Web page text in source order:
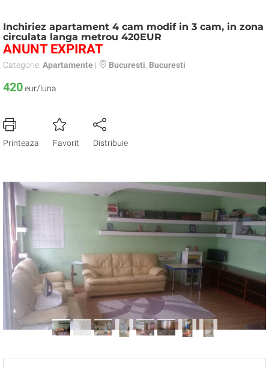
Inchiriez apartament 4 cam modif in 3 cam, in zona
circulata langa metrou 420EUR
ANUNT EXPIRAT
Categorie: Apartamente | Bucuresti Bucuresti
420eur/luna
Printeaza Favorit Distribuie